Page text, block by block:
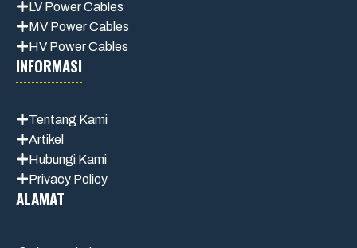
LV Power Cables
MV Power Cables
HV Power Cables
INFORMASI
Tentang Kami
Artikel
Hubungi Kami
Privacy Policy
ALAMAT